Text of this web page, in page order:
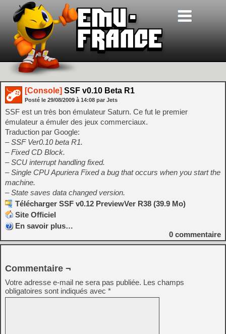
[Console] SSF v0.10 Beta R1
Posté le 29/08/2009 à 14:08 par Jets
SSF est un très bon émulateur Saturn. Ce fut le premier
émulateur a émuler des jeux commerciaux.
Traduction par Google:
– SSF Ver0.10 beta R1.
– Fixed CD Block.
– SCU interrupt handling fixed.
– Single CPU Apuriera Fixed a bug that occurs when you start the
machine.
– State saves data changed version.
Télécharger SSF v0.12 PreviewVer R38 (39.9 Mo)
Site Officiel
En savoir plus…
0 commentaire
Commentaire ¬
Votre adresse e-mail ne sera pas publiée. Les champs
obligatoires sont indiqués avec *